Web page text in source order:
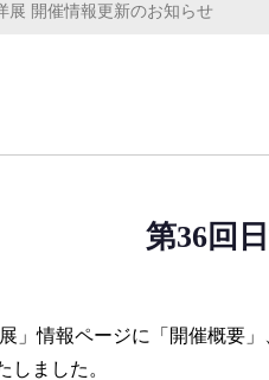
展 開催情報更新のお知らせ
第36回
展」情報ページに「開催概要
しました。